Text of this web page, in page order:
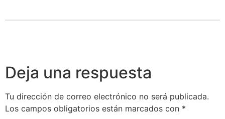
Deja una respuesta
Tu dirección de correo electrónico no será publicada.
Los campos obligatorios están marcados con *